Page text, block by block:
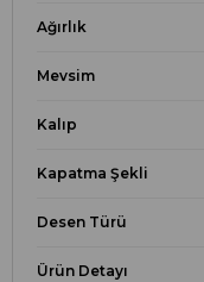
Ağırlık
Mevsim
Kalıp
Kapatma Şekli
Desen Türü
Ürün Detayı